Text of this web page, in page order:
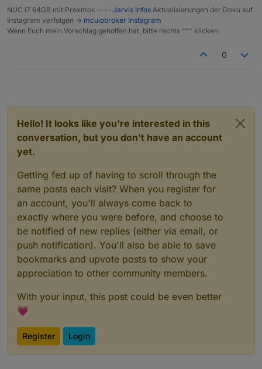
NUC i7 64GB mit Proxmox ---- Jarvis Infos Aktualisierungen der Doku auf
Instagram verfolgen -> mcuiobroker Instagram
Wenn Euch mein Vorschlag geholfen hat, bitte rechts "^" klicken.
0
Hello! It looks like you're interested in this
conversation, but you don't have an account
yet.
Getting fed up of having to scroll through the
same posts each visit? When you register for
an account, you'll always come back to
exactly where you were before, and choose to
be notified of new replies (either via email, or
push notification). You'll also be able to save
bookmarks and upvote posts to show your
appreciation to other community members.
With your input, this post could be even better
💗
Register Login